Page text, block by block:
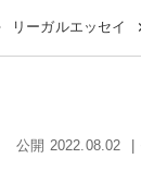
リーガルエッセイ
公開 2022.08.02